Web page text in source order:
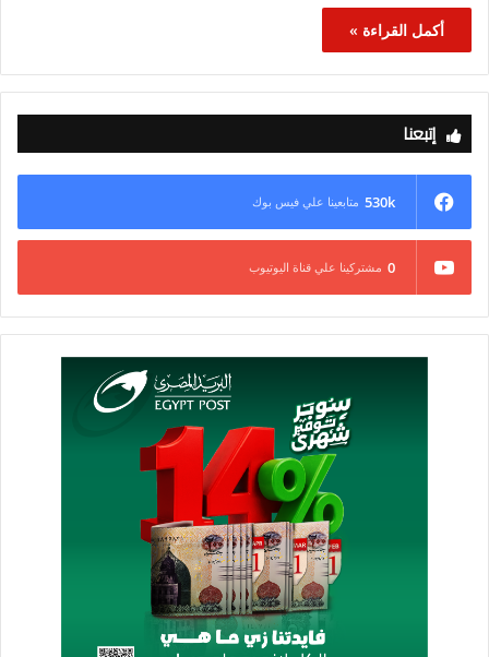
أكمل القراءة »
إتبعنا
530k متابعينا علي فيس بوك
0 مشتركينا علي قناة اليوتيوب